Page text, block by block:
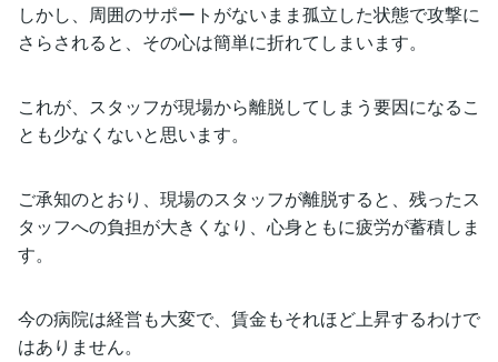
しかし、周囲のサポートがないまま孤立した状態で攻撃に
さらされると、その心は簡単に折れてしまいます。
これが、スタッフが現場から離脱してしまう要因になるこ
とも少なくないと思います。
ご承知のとおり、現場のスタッフが離脱すると、残ったス
タッフへの負担が大きくなり、心身ともに疲労が蓄積しま
す。
今の病院は経営も大変で、賃金もそれほど上昇するわけで
はありません。